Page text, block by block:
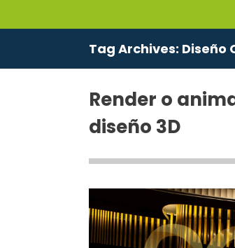
Tag Archives: Diseño
Render o
diseño 3D